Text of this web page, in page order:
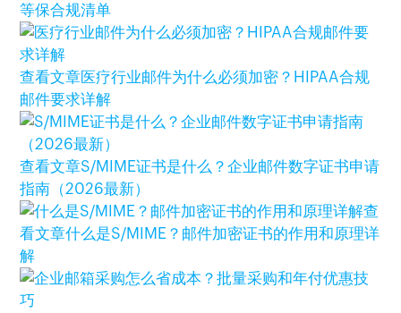
等保合规清单
查看文章医疗行业邮件为什么必须加密？HIPAA合规
邮件要求详解
查看文章S/MIME证书是什么？企业邮件数字证书申请
指南（2026最新）
查
看文章什么是S/MIME？邮件加密证书的作用和原理详
解